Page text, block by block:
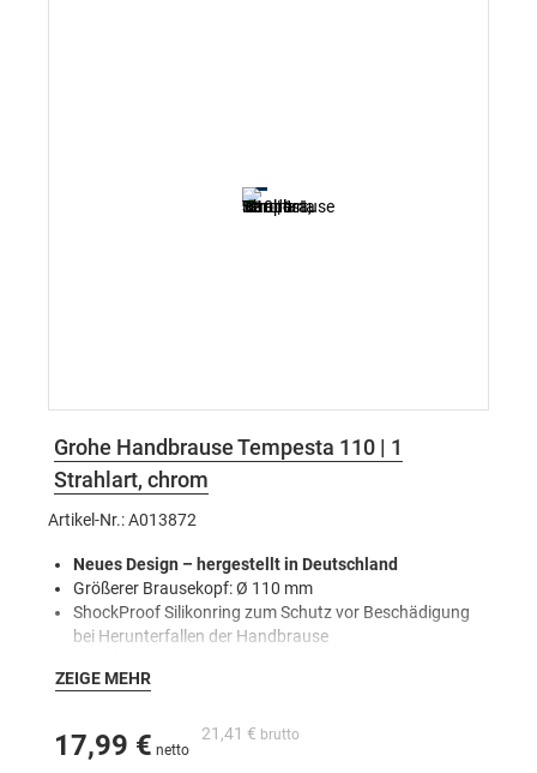
Grohe Handbrause Tempesta 110 | 1
Strahlart, chrom
Artikel-Nr.: A013872
Neues Design – hergestellt in Deutschland
Größerer Brausekopf: Ø 110 mm
ShockProof Silikonring zum Schutz vor Beschädigung
bei Herunterfallen der Handbrause
Perfekt abgestimmt auf das Design der runden und
ZEIGE MEHR
21,41 €
17,99 €